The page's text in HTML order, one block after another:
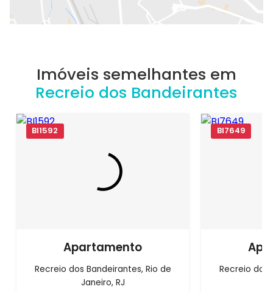
Imóveis semelhantes em
Recreio dos Bandeirantes
BI1592
Apartamento
Recreio dos Bandeirantes, Rio de
Janeiro, RJ
BI7649
Recreio dos